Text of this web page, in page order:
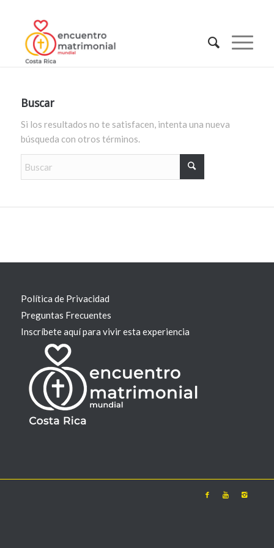
Buscar
Si los resultados no te satisfacen, intenta una nueva
búsqueda con otros términos.
Política de Privacidad
Preguntas Frecuentes
Inscríbete aquí para vivir esta experiencia